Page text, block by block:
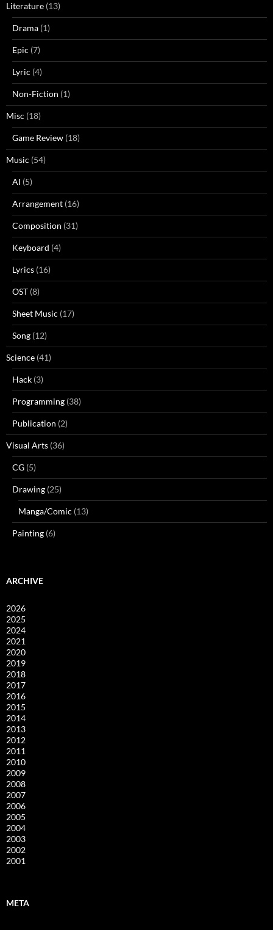
Literature (13)
Drama (1)
Epic (7)
Lyric (4)
Non-Fiction (1)
Misc (18)
Game Review (18)
Music (54)
AI (5)
Arrangement (16)
Composition (31)
Keyboard (4)
Lyrics (16)
OST (8)
Sheet Music (17)
Song (12)
Science (41)
Hack (3)
Programming (38)
Publication (2)
Visual Arts (36)
CG (5)
Drawing (25)
Manga/Comic (13)
Painting (6)
ARCHIVE
2026
2025
2024
2021
2020
2019
2018
2017
2016
2015
2014
2013
2012
2011
2010
2009
2008
2007
2006
2005
2004
2003
2002
2001
META